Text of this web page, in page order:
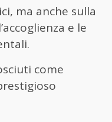
ma anche sulla
e le
come